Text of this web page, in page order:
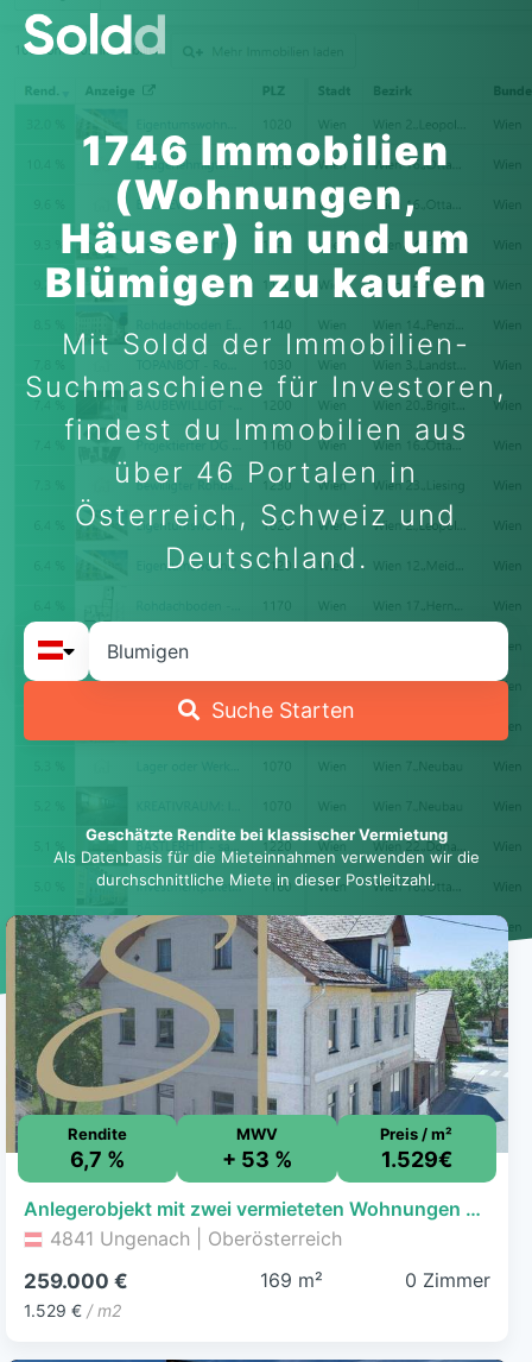
1746 Immobilien
(Wohnungen,
Häuser) in und um
Blümigen zu kaufen
Mit Soldd der Immobilien-
Suchmaschiene für Investoren,
findest du Immobilien aus
über 46 Portalen in
Österreich, Schweiz und
Deutschland.
Suche Starten
Geschätzte Rendite bei klassischer Vermietung
Als Datenbasis für die Mieteinnahmen verwenden wir die
durchschnittliche Miete in dieser Postleitzahl.
Rendite
6,7 %
MWV
+ 53 %
Preis / m²
1.529€
Anlegerobjekt mit zwei vermieteten Wohnungen und Gewerbeeinheit!!
4841 Ungenach | Oberösterreich
259.000 €
1.529 € / m2
169 m² 0 Zimmer